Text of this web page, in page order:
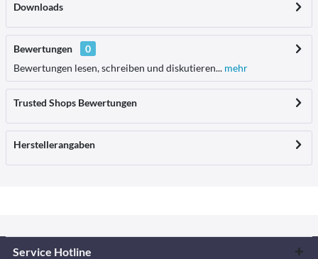
Downloads
Bewertungen
0
Bewertungen lesen, schreiben und diskutieren... mehr
Trusted Shops Bewertungen
Herstellerangaben
Service Hotline